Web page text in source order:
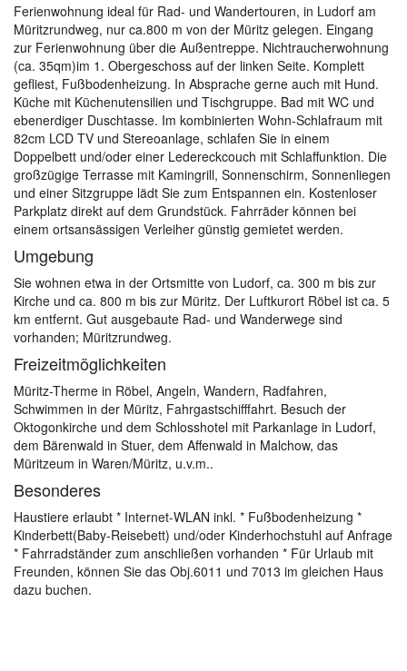
Ferienwohnung ideal für Rad- und Wandertouren, in Ludorf am
Müritzrundweg, nur ca.800 m von der Müritz gelegen. Eingang
zur Ferienwohnung über die Außentreppe. Nichtraucherwohnung
(ca. 35qm)im 1. Obergeschoss auf der linken Seite. Komplett
gefliest, Fußbodenheizung. In Absprache gerne auch mit Hund.
Küche mit Küchenutensilien und Tischgruppe. Bad mit WC und
ebenerdiger Duschtasse. Im kombinierten Wohn-Schlafraum mit
82cm LCD TV und Stereoanlage, schlafen Sie in einem
Doppelbett und/oder einer Ledereckcouch mit Schlaffunktion. Die
großzügige Terrasse mit Kamingrill, Sonnenschirm, Sonnenliegen
und einer Sitzgruppe lädt Sie zum Entspannen ein. Kostenloser
Parkplatz direkt auf dem Grundstück. Fahrräder können bei
einem ortsansässigen Verleiher günstig gemietet werden.
Umgebung
Sie wohnen etwa in der Ortsmitte von Ludorf, ca. 300 m bis zur
Kirche und ca. 800 m bis zur Müritz. Der Luftkurort Röbel ist ca. 5
km entfernt. Gut ausgebaute Rad- und Wanderwege sind
vorhanden; Müritzrundweg.
Freizeitmöglichkeiten
Müritz-Therme in Röbel, Angeln, Wandern, Radfahren,
Schwimmen in der Müritz, Fahrgastschifffahrt. Besuch der
Oktogonkirche und dem Schlosshotel mit Parkanlage in Ludorf,
dem Bärenwald in Stuer, dem Affenwald in Malchow, das
Müritzeum in Waren/Müritz, u.v.m..
Besonderes
Haustiere erlaubt * Internet-WLAN inkl. * Fußbodenheizung *
Kinderbett(Baby-Reisebett) und/oder Kinderhochstuhl auf Anfrage
* Fahrradständer zum anschließen vorhanden * Für Urlaub mit
Freunden, können Sie das Obj.6011 und 7013 im gleichen Haus
dazu buchen.